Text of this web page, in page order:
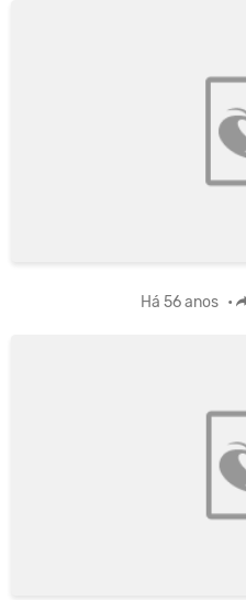
Há 56 anos •